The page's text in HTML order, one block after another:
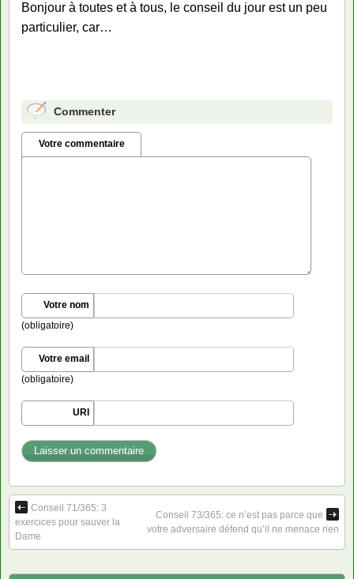
Bonjour à toutes et à tous, le conseil du jour est un peu
particulier, car…
Commenter
Votre commentaire
Votre nom
(obligatoire)
Votre email
(obligatoire)
URI
Conseil 71/365: 3
exercices pour sauver la
Dame
Conseil 73/365: ce n’est pas parce que
votre adversaire défend qu’il ne menace rien